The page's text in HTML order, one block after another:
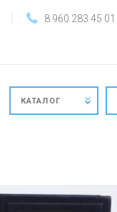
8 960 283 45 01
КАТАЛОГ